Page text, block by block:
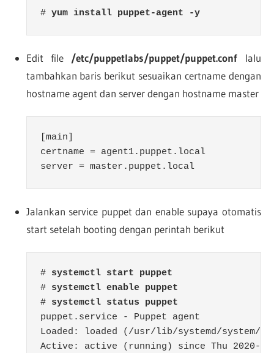
# yum install puppet-agent -y
Edit file /etc/puppetlabs/puppet/puppet.conf lalu
tambahkan baris berikut sesuaikan certname dengan
hostname agent dan server dengan hostname master
[main]
certname = agent1.puppet.local
server = master.puppet.local
Jalankan service puppet dan enable supaya otomatis
start setelah booting dengan perintah berikut
# systemctl start puppet
# systemctl enable puppet
#
puppet.service - Puppet agent
Loaded: loaded (/usr/lib/systemd/system/
Active: active (running) since Thu 2020-